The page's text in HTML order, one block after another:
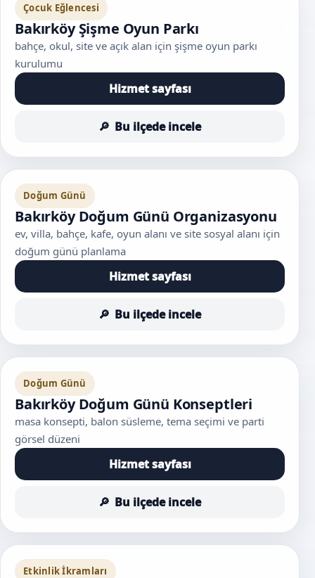
Çocuk Eğlencesi
Bakırköy Şişme Oyun Parkı
bahçe, okul, site ve açık alan için şişme oyun parkı
kurulumu
Hizmet sayfası
Bu ilçede incele
Doğum Günü
Bakırköy Doğum Günü Organizasyonu
ev, villa, bahçe, kafe, oyun alanı ve site sosyal alanı için
doğum günü planlama
Hizmet sayfası
Bu ilçede incele
Doğum Günü
Bakırköy Doğum Günü Konseptleri
masa konsepti, balon süsleme, tema seçimi ve parti
görsel düzeni
Hizmet sayfası
Bu ilçede incele
Etkinlik İkramları